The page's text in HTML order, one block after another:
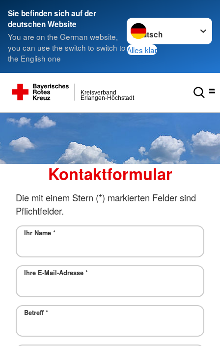
Sie befinden sich auf der
deutschen Website
You are on the German website,
you can use the switch to switch to
the English one
Sprache wechseln zu
Alles klar
Erlangen-Höchstadt
Kreisverband
Kontaktformular
Die mit einem Stern (*) markierten Felder sind
Pflichtfelder.
Ihr Name *
Ihre E-Mail-Adresse *
Betreff *